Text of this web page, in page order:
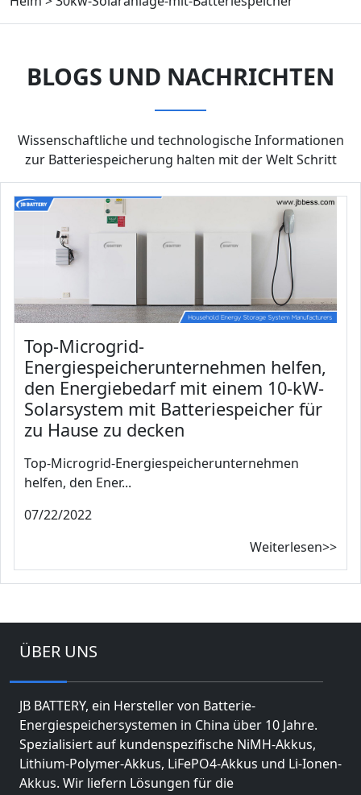
BLOGS UND NACHRICHTEN
Wissenschaftliche und technologische Informationen
zur Batteriespeicherung halten mit der Welt Schritt
Top-Microgrid-
Energiespeicherunternehmen helfen,
den Energiebedarf mit einem 10-kW-
Solarsystem mit Batteriespeicher für
zu Hause zu decken
Top-Microgrid-Energiespeicherunternehmen
helfen, den Ener...
07/22/2022
Weiterlesen>>
ÜBER UNS
JB BATTERY, ein Hersteller von Batterie-
Energiespeichersystemen in China über 10 Jahre.
Spezialisiert auf kundenspezifische NiMH-Akkus,
Lithium-Polymer-Akkus, LiFePO4-Akkus und Li-Ionen-
Akkus. Wir liefern Lösungen für die